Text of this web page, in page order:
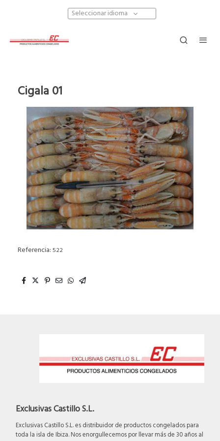
Seleccionar idioma
Cigala 01
Referencia: 522
Exclusivas Castillo S.L.
Exclusivas Castillo S.L. es distribuidor de productos congelados para
toda la isla de Ibiza. Nos enorgullecemos por llevar más de 30 años al